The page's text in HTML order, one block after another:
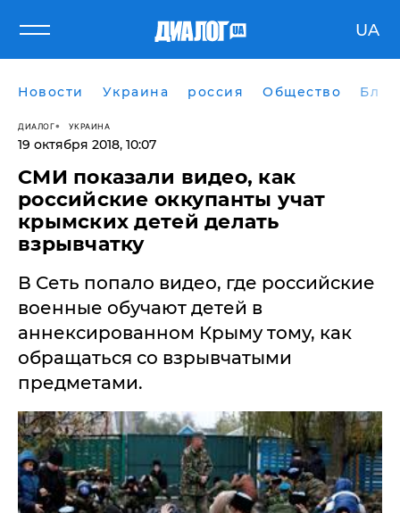
UA
Новости Украина россия Общество
ДИАЛОГ УКРАИНА
19 октября 2018, 10:07
СМИ показали видео, как
российские оккупанты учат
крымских детей делать
взрывчатку
В Сеть попало видео, где российские
военные обучают детей в
аннексированном Крыму тому, как
обращаться со взрывчатыми
предметами.